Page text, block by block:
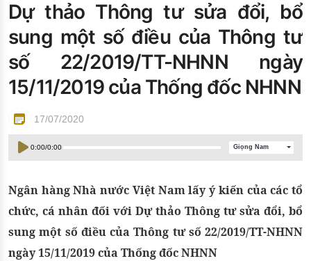
Đào tạo ISO
Dự thảo Thông tư sửa đổi, bổ
sung một số điều của Thông tư
số 22/2019/TT-NHNN ngày
15/11/2019 của Thống đốc NHNN
17/07/2020
0:00/0:00 Giọng Nam
Ngân hàng Nhà nước Việt Nam lấy ý kiến của các tổ
chức, cá nhân đối với Dự thảo Thông tư sửa đổi, bổ
sung một số điều của Thông tư số 22/2019/TT-NHNN
ngày 15/11/2019 của Thống đốc NHNN